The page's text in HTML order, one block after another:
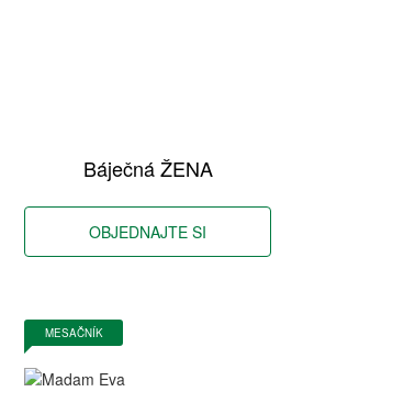
Báječná ŽENA
OBJEDNAJTE SI
MESAČNÍK